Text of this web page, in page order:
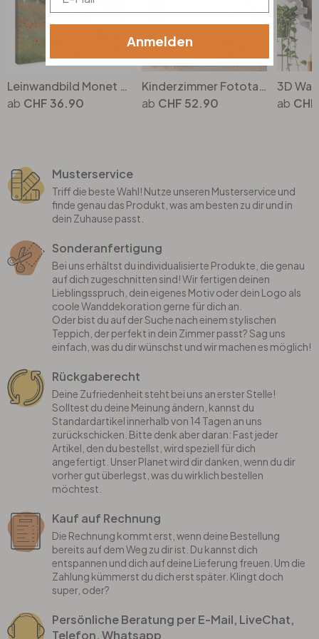
Leinwandbild Monet - Mohnfeld bei Argenteuil
CHF 36.90
Kinderzimmer Fototapete Einhorn auf farbenfroher Blumenwiese - Bonne Müller - Rund - Selbstklebend/Vlies
CHF 52.90
Musterservice
Triff die beste Wahl! Nutze unseren Musterservice und
finde genau das Produkt, was am besten zu dir und in
dein Zuhause passt.
Sonderanfertigung
Bei uns erhältst du individualisierte Produkte, die genau
auf dich zugeschnitten sind! Wir fertigen deinen
Lieblingsspruch, dein eigenes Motiv oder dein Logo als
coole Wanddekoration gerne für dich an.
Oder bist du auf der Suche nach einem stylischen
Teppich, der perfekt in dein Zimmer passt? Sag uns
einfach, was du dir wünschst und wir machen es möglich!
Rückgaberecht
Deine Zufriedenheit steht bei uns an erster Stelle!
Solltest du deine Meinung ändern, kannst du
Standardartikel innerhalb von 14 Tagen an uns
zurückschicken. Bitte denk aber daran: Fast jeder
Artikel, den du bestellst, wird speziell für dich
angefertigt. Unser Planet wird dir danken, wenn du dir
vorher gut überlegst, was du wirklich bestellen
möchtest.
Kauf auf Rechnung
Die Rechnung kommt erst, wenn deine Bestellung
bereits auf dem Weg zu dir ist. Du kannst dich
entspannen und dich auf deine Lieferung freuen. Um die
Zahlung kümmerst du dich erst später. Klingt doch
super, oder?
Persönliche Beratung per E-Mail, LiveChat,
Telefon, Whatsapp
Anmelden